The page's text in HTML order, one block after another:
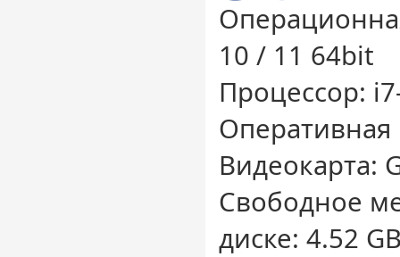
10 / 11 64bit
Процессор:
Оперативная
Видеокарта:
Свободное
диске: 4.52